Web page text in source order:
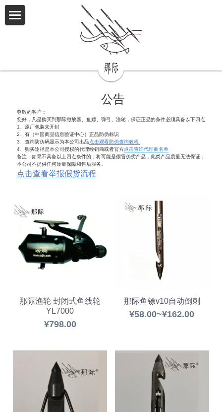
联系我们
公告
尊敬的客户：
您好，凡是购买到那际撒放器、鱼鳔、弹弓、渔轮，保证正品的条件必须具备以下四点
1、原厂包装未开封
2、有（中国商品信息验证中心）正品防伪标识
3、查询防伪码显示为本公司出品点击观看防伪查询教程
4、购买途径是本公司授权的代理经销商或者官方点击查询代理商名单
备注：如果不具备以上四点条件的，将可能是假冒伪劣产品，此类产品质量无法保证，
本公司不提供任何质量保障和售后服务。
点击查看举报假货流程
那际渔轮 封闭式鱼线轮
YL7000
¥798.00
那际鱼镖v10自动倒刺
¥58.00~¥162.00
商品分类